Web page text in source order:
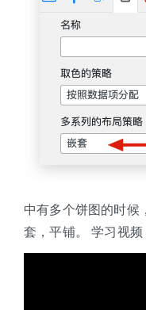
中有多个饼图的时候
套，平铺。 学习视频